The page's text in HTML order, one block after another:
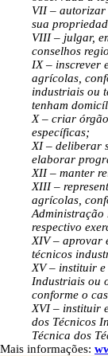
VII – autorizar
sua
VIII – julgar,
conselhos
IX – inscrever
agrícolas,
industriais ou
tenham
X – criar
específicas;
XI – deliberar
elaborar
XII – manter
XIII –
agrícolas,
Administração
respectivo
XIV – aprovar
técnicos
XV – instituir
Industriais ou
conforme o
XVI – instituir
dos Técnicos
Técnica dos
Mais informações: